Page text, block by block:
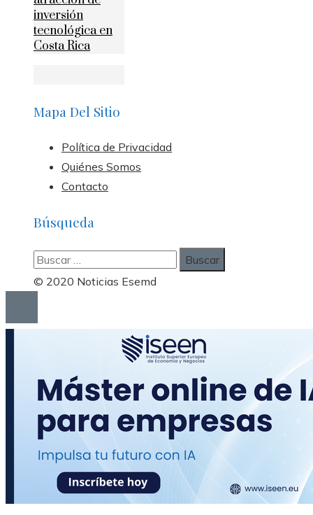
inversión
tecnológica en
Costa Rica
Mapa Del Sitio
Política de Privacidad
Quiénes Somos
Contacto
Búsqueda
Buscar:
© 2020 Noticias Esemd